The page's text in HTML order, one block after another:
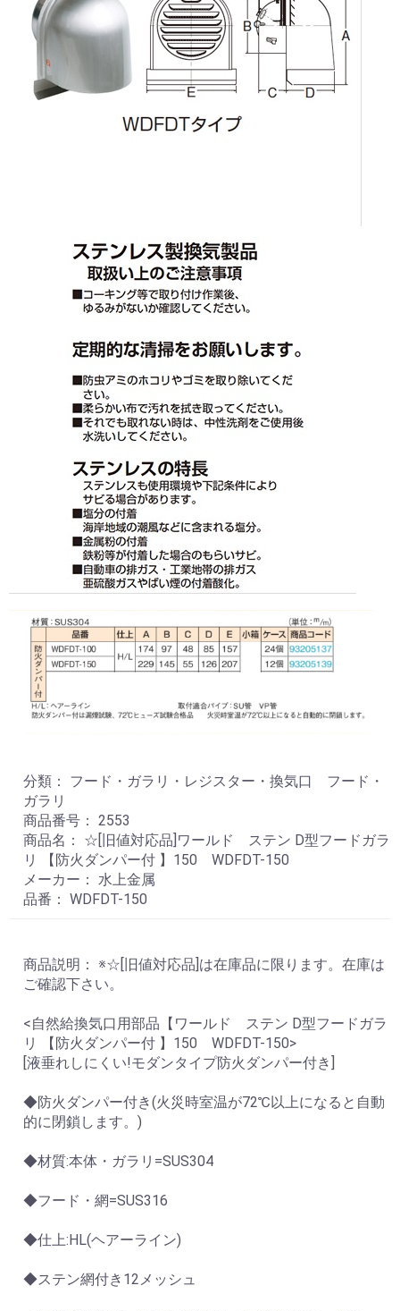
分類： フード・ガラリ・レジスター・換気口 フード・
ガラリ
商品番号： 2553
商品名： ☆[旧値対応品]ワールド ステン D型フードガラ
リ 【防火ダンパー付 】150 WDFDT-150
メーカー： 水上金属
品番： WDFDT-150
商品説明： ※☆[旧値対応品]は在庫品に限ります。在庫は
ご確認下さい。
<自然給換気口用部品【ワールド ステン D型フードガラ
リ 【防火ダンパー付 】150 WDFDT-150>
[液垂れしにくい!モダンタイプ防火ダンパー付き]
◆防火ダンパー付き(火災時室温が72℃以上になると自動
的に閉鎖します。)
◆材質:本体・ガラリ=SUS304
◆フード・網=SUS316
◆仕上:HL(ヘアーライン)
◆ステン網付き12メッシュ